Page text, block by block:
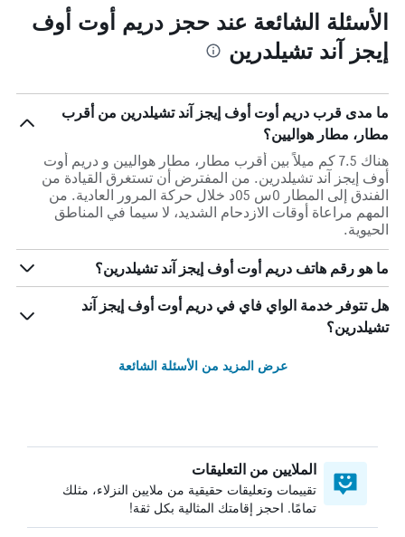
الأسئلة الشائعة عند حجز دريم أوت أوف
إيجز آند تشيلدرين
ما مدى قرب دريم أوت أوف إيجز آند تشيلدرين من أقرب
مطار، مطار هواليين؟
هناك 7.5 كم ميلاً بين أقرب مطار، مطار هواليين و دريم أوت
أوف إيجز آند تشيلدرين. من المفترض أن تستغرق القيادة من
الفندق إلى المطار 0س 05د خلال حركة المرور العادية. من
المهم مراعاة أوقات الازدحام الشديد، لا سيما في المناطق
الحيوية.
ما هو رقم هاتف دريم أوت أوف إيجز آند تشيلدرين؟
هل تتوفر خدمة الواي فاي في دريم أوت أوف إيجز آند
تشيلدرين؟
عرض المزيد من الأسئلة الشائعة
الملايين من التعليقات
تقييمات وتعليقات حقيقية من ملايين النزلاء، مثلك
تمامًا. احجز إقامتك المثالية بكل ثقة!